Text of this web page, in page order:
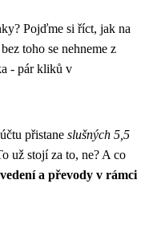
Pojďme si říct, jak na
toho se nehneme z
- pár kliků v
přistane slušných 5,5
už stojí za to, ne? A co
a převody v rámci